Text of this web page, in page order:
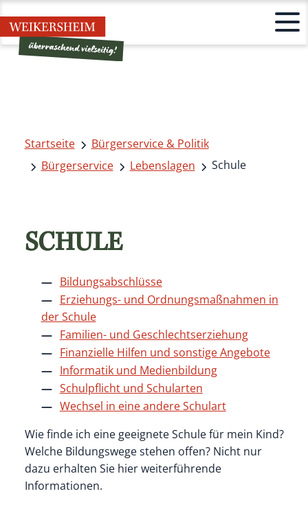
Startseite
Bürgerservice & Politik
Bürgerservice
Lebenslagen Schule
SCHULE
Bildungsabschlüsse
Erziehungs- und Ordnungsmaßnahmen in
der Schule
Familien- und Geschlechtserziehung
Finanzielle Hilfen und sonstige Angebote
Informatik und Medienbildung
Schulpflicht und Schularten
Wechsel in eine andere Schulart
Wie finde ich eine geeignete Schule für mein Kind?
Welche Bildungswege stehen offen? Nicht nur
dazu erhalten Sie hier weiterführende
Informationen.